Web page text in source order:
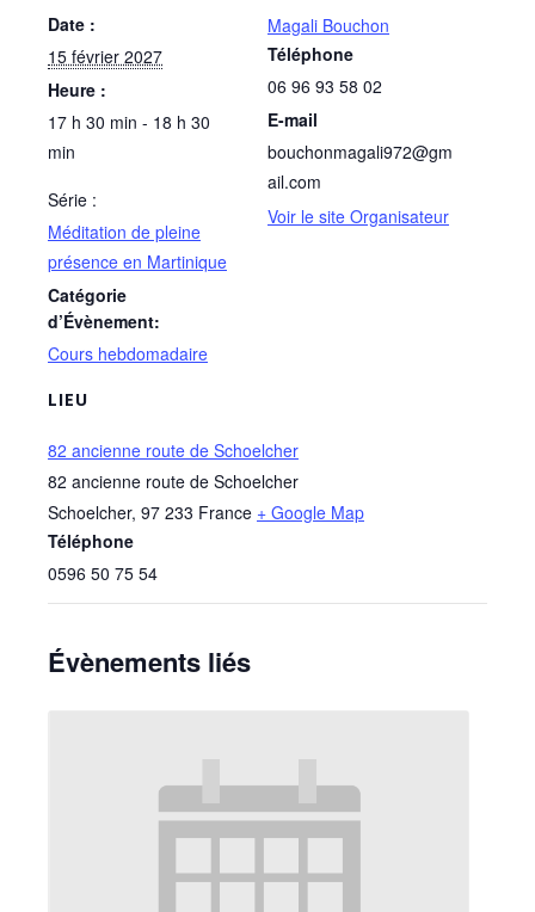
Date :
15 février 2027
Heure :
17 h 30 min - 18 h 30
min
Série :
Méditation de pleine
présence en Martinique
Catégorie
d’Évènement:
Cours hebdomadaire
LIEU
82 ancienne route de Schoelcher
82 ancienne route de Schoelcher
Schoelcher, 97 233 France + Google Map
Téléphone
0596 50 75 54
Magali Bouchon
Téléphone
06 96 93 58 02
E-mail
bouchonmagali972@gm
ail.com
Voir le site Organisateur
Évènements liés